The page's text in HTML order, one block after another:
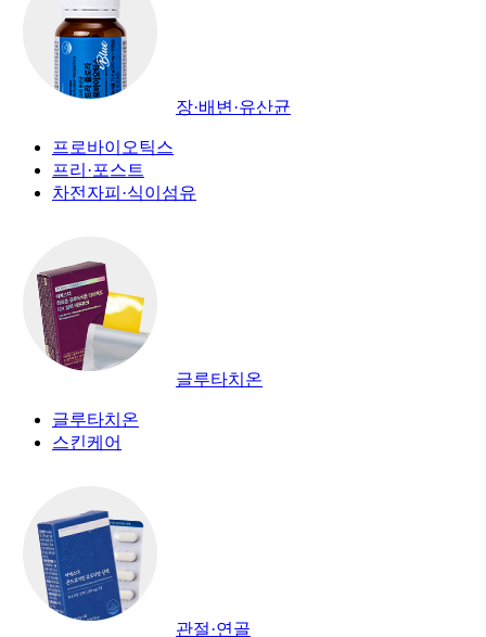
장·배변·유산균
프로바이오틱스
프리·포스트
차전자피·식이섬유
글루타치온
글루타치온
스킨케어
관절·연골